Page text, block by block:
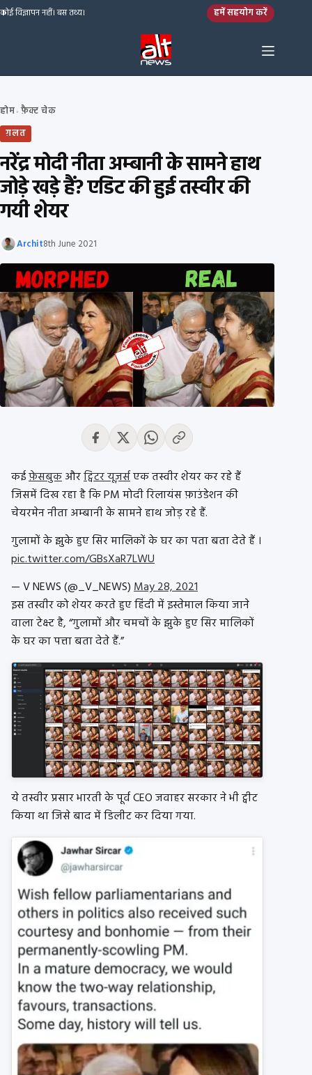
Skip to content
कोई विज्ञापन नहीं। बस तथ्य। हमें सहयोग करें
होम› फ़ैक्ट चेक
ग़लत
नरेंद्र मोदी नीता अम्बानी के सामने हाथ
जोड़े खड़े हैं? एडिट की हुई तस्वीर की
गयी शेयर
Archit8th June 2021
कईफ़ेसबुकऔरट्विटर यूज़र्सएक तस्वीर शेयर कर रहे हैं
जिसमें दिख रहा है कि PM मोदी रिलायंस फ़ाउंडेशन की
चेयरमेन नीता अम्बानी के सामने हाथ जोड़ रहे हैं.
गुलामों के झुके हुए सिर मालिकों के घर का पता बता देते हैं ।
pic.twitter.com/GBsXaR7LWU
— V NEWS (@_V_NEWS)May 28, 2021
इस तस्वीर को शेयर करते हुए हिंदी में इस्तेमाल किया जाने
वाला टेक्स्ट है, “गुलामों और चमचों के झुके हुए सिर मालिकों
के घर का पत्ता बता देते हैं.”
ये तस्वीर प्रसार भारती के पूर्व CEO जवाहर सरकार ने भी ट्वीट
किया था जिसे बाद में डिलीट कर दिया गया.